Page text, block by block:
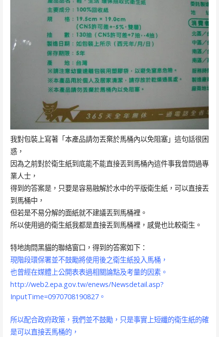
我對包裝上寫著「本產品請勿丟棄於馬桶內以免阻塞」這句話很困
惑，
因為之前對於衛生紙到底能不能直接丟到馬桶內這件事我曾問過專
業人士，
得到的答案是，只要是容易融解於水中的平版衛生紙，可以直接丟
到馬桶中，
但若是不易分解的面紙就不建議丟到馬桶裡。
所以使用過的衛生紙我都是直接丟到馬桶裡，感覺也比較衛生。
特地詢問黑貓的聯絡窗口，得到的答案如下：
現階段環保署並不鼓勵將使用後之衛生紙投入馬桶，
也曾經在媒體上公開表表過相關論點及考量的因素。
http://web2.epa.gov.tw/enews/Newsdetail.asp?
InputTime=0970708190827。
所以配合政府政策，我們並不鼓勵，只是事實上短纖的衛生紙的確
是可以直接丟馬桶的，